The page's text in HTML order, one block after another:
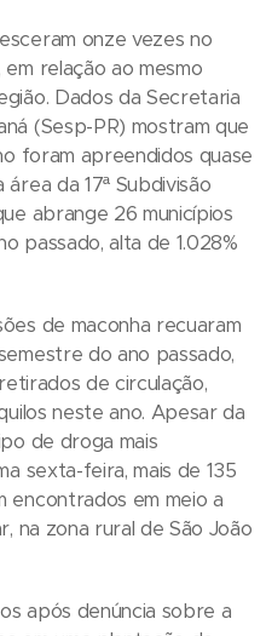
onze vezes no
relação ao mesmo
Dados da Secretaria
(Sesp-PR) mostram que
foram apreendidos quase
da 17ª Subdivisão
abrange 26 municípios
passado, alta de 1.028%
de maconha recuaram
do ano passado,
de circulação,
neste ano. Apesar da
de droga mais
sexta-feira, mais de 135
em meio a
na zona rural de São João
após denúncia sobre a